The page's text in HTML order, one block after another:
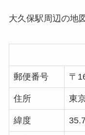
大久保駅周辺の地
郵便番号 〒
住所 東
緯度